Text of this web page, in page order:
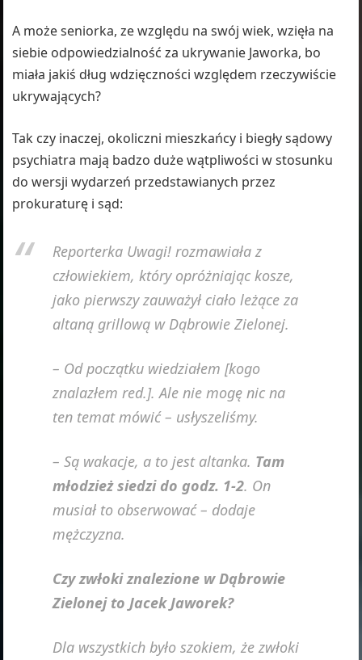
A może seniorka, ze względu na swój wiek, wzięła na
siebie odpowiedzialność za ukrywanie Jaworka, bo
miała jakiś dług wdzięczności względem rzeczywiście
ukrywających?
Tak czy inaczej, okoliczni mieszkańcy i biegły sądowy
psychiatra mają badzo duże wątpliwości w stosunku
do wersji wydarzeń przedstawianych przez
prokuraturę i sąd:
Reporterka Uwagi! rozmawiała z
człowiekiem, który opróżniając kosze,
jako pierwszy zauważył ciało leżące za
altaną grillową w Dąbrowie Zielonej.
– Od początku wiedziałem [kogo
znalazłem red.]. Ale nie mogę nic na
ten temat mówić – usłyszeliśmy.
– Są wakacje, a to jest altanka. Tam
młodzież siedzi do godz. 1-2. On
musiał to obserwować – dodaje
mężczyzna.
Czy zwłoki znalezione w Dąbrowie
Zielonej to Jacek Jaworek?
Dla wszystkich było szokiem, że zwłoki